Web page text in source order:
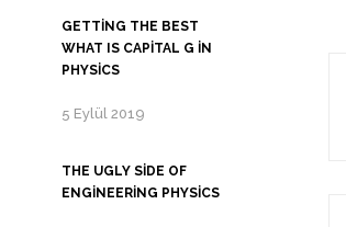
GETTING THE BEST
WHAT IS CAPITAL G IN
PHYSICS
5 Eylül 2019
THE UGLY SIDE OF
ENGINEERING PHYSICS